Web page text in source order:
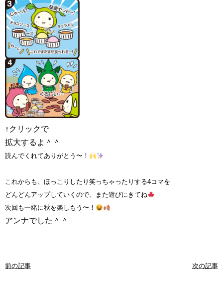
↑クリックで
拡大するよ＾＾
読んでくれてありがとう〜！
これからも、ほっこりしたり笑っちゃったりする4コマを
どんどんアップしていくので、また遊びにきてね
次回も一緒に秋を楽しもう〜！
アンナでした＾＾
前の記事 次の記事